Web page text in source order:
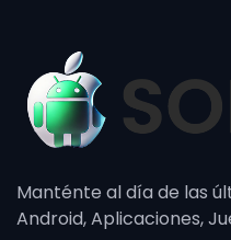
Manténte al día de las
Android, Aplicaciones,